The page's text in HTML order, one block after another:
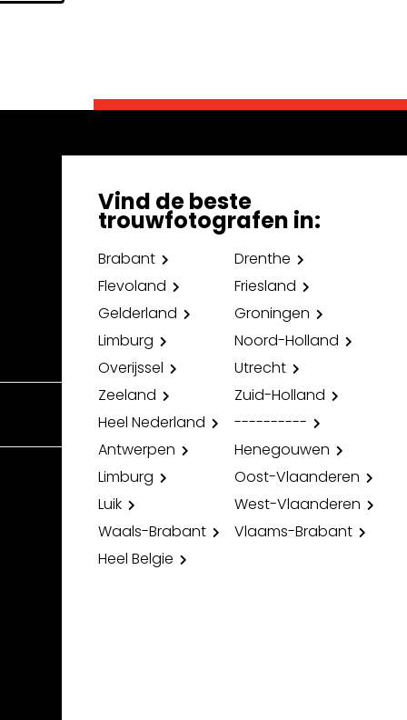
Vind de beste
trouwfotografen in:
Brabant
Drenthe
Flevoland
Friesland
Gelderland
Groningen
Limburg
Noord-Holland
Overijssel
Utrecht
Zeeland
Zuid-Holland
Heel Nederland
----------
Antwerpen
Henegouwen
Limburg
Oost-Vlaanderen
Luik
West-Vlaanderen
Waals-Brabant
Vlaams-Brabant
Heel Belgie